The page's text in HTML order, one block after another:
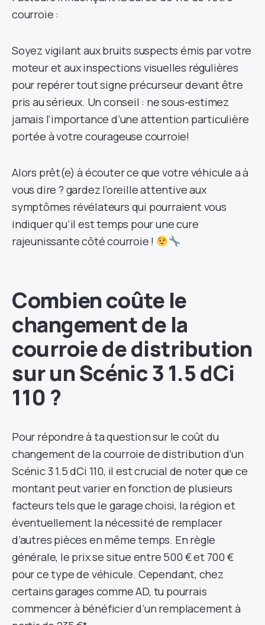
courroie :
Soyez vigilant aux bruits suspects émis par votre
moteur et aux inspections visuelles régulières
pour repérer tout signe précurseur devant être
pris au sérieux. Un conseil : ne sous-estimez
jamais l’importance d’une attention particulière
portée à votre courageuse courroie!
Alors prêt(e) à écouter ce que votre véhicule a à
vous dire ? gardez l’oreille attentive aux
symptômes révélateurs qui pourraient vous
indiquer qu’il est temps pour une cure
rajeunissante côté courroie !
Combien coûte le
changement de la
courroie de distribution
sur un Scénic 3 1.5 dCi
110 ?
Pour répondre à ta question sur le coût du
changement de la courroie de distribution d’un
Scénic 3 1.5 dCi 110, il est crucial de noter que ce
montant peut varier en fonction de plusieurs
facteurs tels que le garage choisi, la région et
éventuellement la nécessité de remplacer
d’autres pièces en même temps. En règle
générale, le prix se situe entre 500 € et 700 €
pour ce type de véhicule. Cependant, chez
certains garages comme AD, tu pourrais
commencer à bénéficier d’un remplacement à